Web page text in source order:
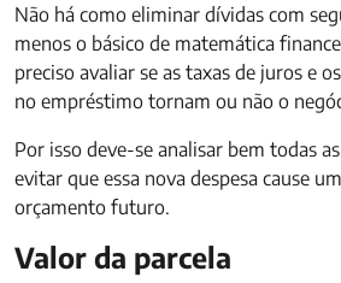
Não há como eliminar dívidas com
menos o básico de matemática
preciso avaliar se as taxas de juros e
no empréstimo tornam ou não o
Por isso deve-se analisar bem todas
evitar que essa nova despesa cause
orçamento futuro.
Valor da parcela